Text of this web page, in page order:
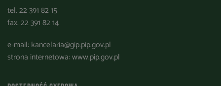
tel. 22 391 82 15
fax. 22 391 82 14
e-mail: kancelaria@gip.pip.gov.pl
strona internetowa:www.pip.gov.pl